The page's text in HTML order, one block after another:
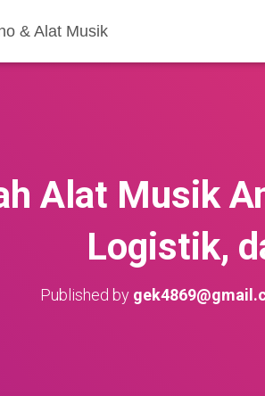
& Alat Musik
Alat Musik
Logistik,
Published by